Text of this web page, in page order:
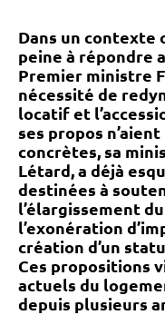
Dans un contexte
peine à répondre
Premier ministre
nécessité de
locatif et
ses propos
concrètes, sa
Létard, a déjà
destinées à
l’élargissement
l’exonération
création d’un
Ces propositions
actuels du
depuis plusieurs